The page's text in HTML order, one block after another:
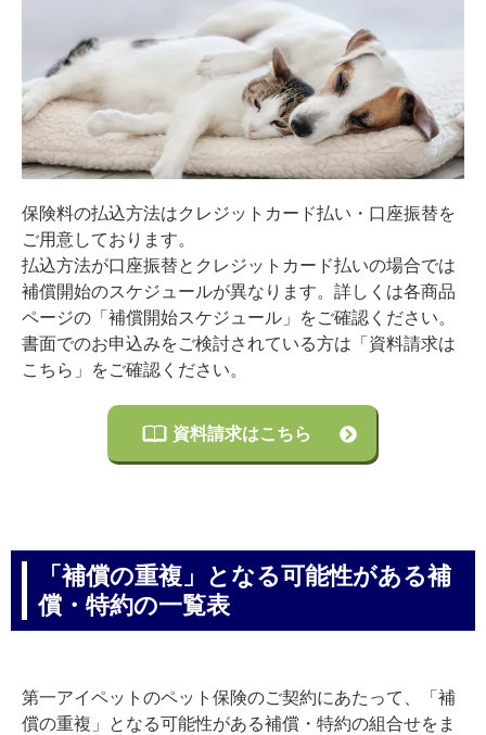
保険料の払込方法はクレジットカード払い・口座振替を
ご用意しております。
払込方法が口座振替とクレジットカード払いの場合では
補償開始のスケジュールが異なります。詳しくは各商品
ページの「補償開始スケジュール」をご確認ください。
書面でのお申込みをご検討されている方は「資料請求は
こちら」をご確認ください。
資料請求はこちら
「補償の重複」となる可能性がある補
償・特約の一覧表
第一アイペットのペット保険のご契約にあたって、「補
償の重複」となる可能性がある補償・特約の組合せをま